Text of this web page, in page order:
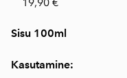
Sisu 100ml
Kasutamine: